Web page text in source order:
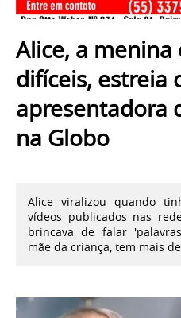
Alice, a menina
difíceis, estreia
apresentadora
na Globo
Alice viralizou quando
vídeos publicados nas
brincava de falar
mãe da criança, tem mais